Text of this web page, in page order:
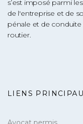
s’est imposé parmi
de l'entreprise et de
pénale et de
routier.
LIENS